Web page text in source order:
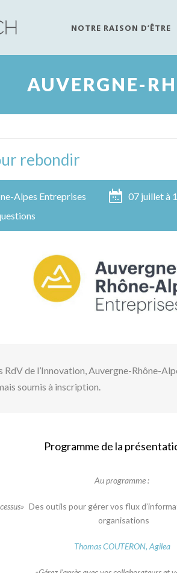
NOTRE RAISON D’ÊTRE
AUVERGNE-
rebondir
Alpes Entreprises
07 juillet à
RdV de l’Innovation, Auvergne-Rhône-
soumis à inscription.
Programme de la
Au programme :
Des outils pour gérer vos flux
organisations
Thomas COUTERON, Agilea